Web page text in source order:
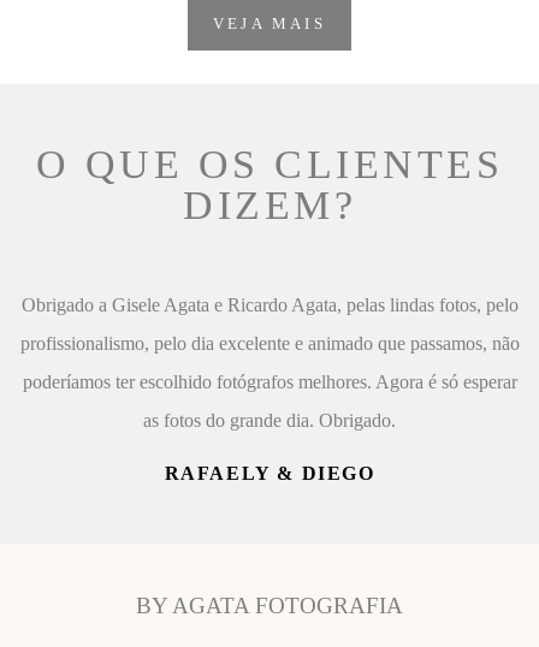
VEJA MAIS
O QUE OS CLIENTES
DIZEM?
Obrigado a Gisele Agata e Ricardo Agata, pelas lindas fotos, pelo
profissionalismo, pelo dia excelente e animado que passamos, não
poderíamos ter escolhido fotógrafos melhores. Agora é só esperar
as fotos do grande dia. Obrigado.
RAFAELY & DIEGO
BY AGATA FOTOGRAFIA